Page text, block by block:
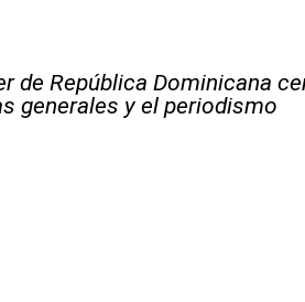
de República Dominicana
generales y el periodismo